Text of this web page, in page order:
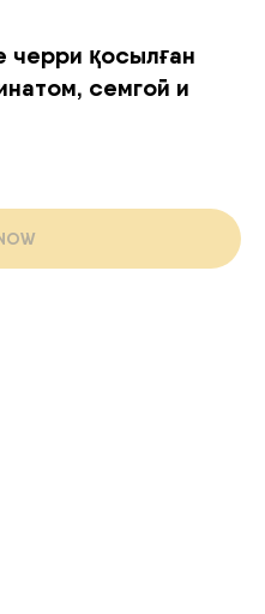
черри қосылған
семгой и